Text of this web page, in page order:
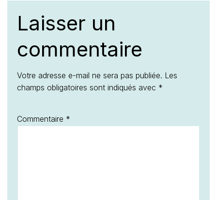
Laisser un
commentaire
Votre adresse e-mail ne sera pas publiée. Les
champs obligatoires sont indiqués avec *
Commentaire *